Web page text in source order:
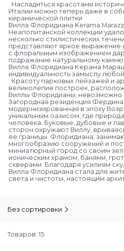
Насладиться красотами
Италии можно теперь даже в
керамической плитки
Вилла Флоридиана Kerama
Неаполитанской коллекции
несколько стилистических
представляют яркое выражение
с флоральным изображением
подражание натуральному
Вилла Флоридиана Керама
индивидуальность замыслу
Красоту парковых пейзажей и
великолепие построек,
Виллы Флоридианы, невозможно
Загородная резиденция
модернизированная в эпоху
уникальным оазисом, где
человека. Буковые, дубовые и
сторон окружают Виллу,
ее границы. Флоридиана,
многообразию сооружений и
миниатюрный город со своим
ионическим храмом, банями,
скверами. Благодаря усилиям
Вилла Флоридиана стала для
света и чистоты, настоящим
Без сортировки
Товаров: 15